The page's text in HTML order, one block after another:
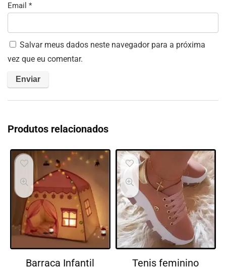
Email *
Salvar meus dados neste navegador para a próxima
vez que eu comentar.
Produtos relacionados
Barraca Infantil
Tenis feminino